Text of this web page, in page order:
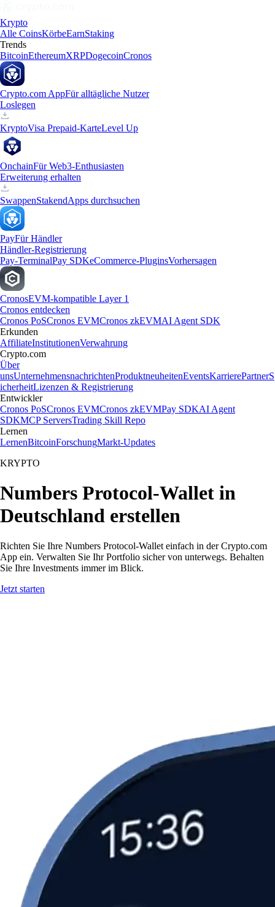
Krypto
Alle CoinsKörbeEarnStaking
Trends
BitcoinEthereumXRPDogecoinCronos
Crypto.com AppFür alltägliche Nutzer
Loslegen
KryptoVisa Prepaid-KarteLevel Up
OnchainFür Web3-Enthusiasten
Erweiterung erhalten
SwappenStakendApps durchsuchen
PayFür Händler
Händler-Registrierung
Pay-TerminalPay SDKeCommerce-PluginsVorhersagen
CronosEVM-kompatible Layer 1
Cronos entdecken
Cronos PoSCronos EVMCronos zkEVMAI Agent SDK
Erkunden
AffiliateInstitutionenVerwahrung
Crypto.com
Über
unsUnternehmensnachrichtenProduktneuheitenEventsKarrierePartnerS
icherheitLizenzen & Registrierung
Entwickler
Cronos PoSCronos EVMCronos zkEVMPay SDKAI Agent
SDKMCP ServersTrading Skill Repo
Lernen
LernenBitcoinForschungMarkt-Updates
KRYPTO
Numbers Protocol-Wallet in
Deutschland erstellen
Richten Sie Ihre Numbers Protocol-Wallet einfach in der Crypto.com
App ein. Verwalten Sie Ihr Portfolio sicher von unterwegs. Behalten
Sie Ihre Investments immer im Blick.
Jetzt starten